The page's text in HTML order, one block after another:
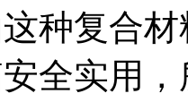
种复合
全实用